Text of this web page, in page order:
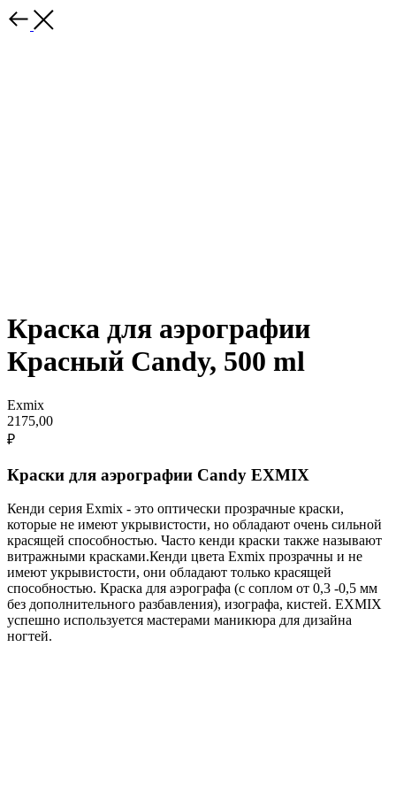
Краска для аэрографии
Красный Candy, 500 ml
Exmix
2175,00
₽
Краски для аэрографии Candy EXMIX
Кенди серия Exmix - это оптически прозрачные краски,
которые не имеют укрывистости, но обладают очень сильной
красящей способностью. Часто кенди краски также называют
витражными красками.Кенди цвета Exmix прозрачны и не
имеют укрывистости, они обладают только красящей
способностью. Краска для аэрографа (с соплом от 0,3 -0,5 мм
без дополнительного разбавления), изографа, кистей. EXMIX
успешно используется мастерами маникюра для дизайна
ногтей.